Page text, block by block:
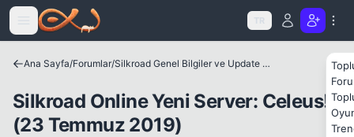
Icerige atla
TR
Ana Sayfa/Forumlar/ Silkroad Genel Bilgiler ve Update Bilgileri
Silkroad Online Yeni Server: Celeus!
(23 Temmuz 2019)